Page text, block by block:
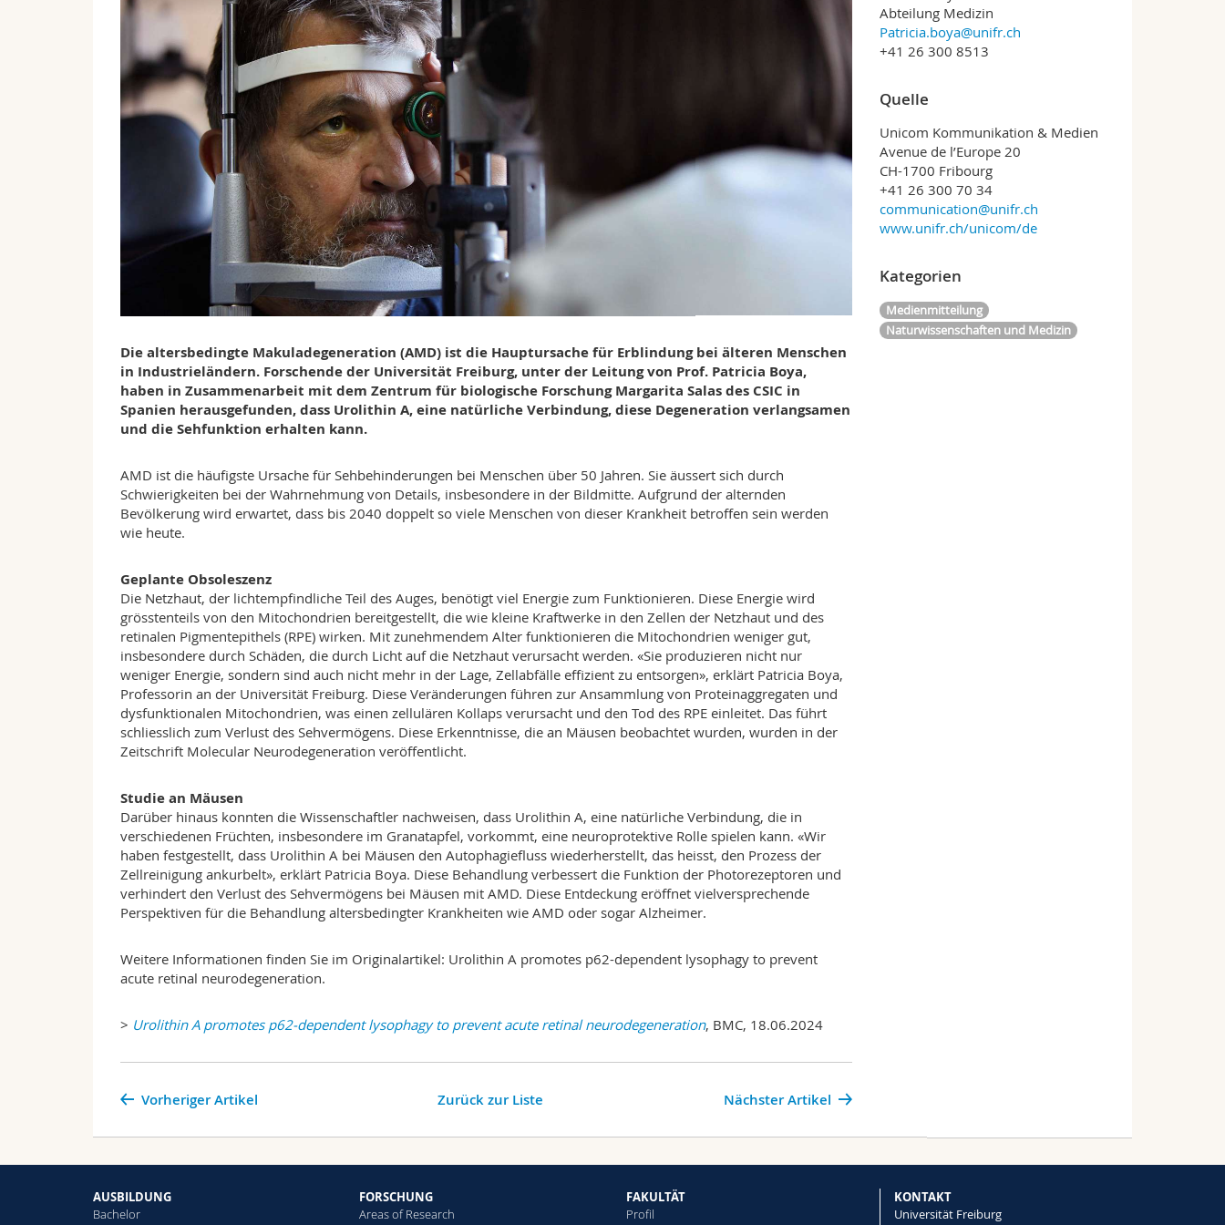
Die altersbedingte Makuladegeneration (AMD) ist die Hauptursache für Erblindung bei älteren Menschen
in Industrieländern. Forschende der Universität Freiburg, unter der Leitung von Prof. Patricia Boya,
haben in Zusammenarbeit mit dem Zentrum für biologische Forschung Margarita Salas des CSIC in
Spanien herausgefunden, dass Urolithin A, eine natürliche Verbindung, diese Degeneration verlangsamen
und die Sehfunktion erhalten kann.
AMD ist die häufigste Ursache für Sehbehinderungen bei Menschen über 50 Jahren. Sie äussert sich durch
Schwierigkeiten bei der Wahrnehmung von Details, insbesondere in der Bildmitte. Aufgrund der alternden
Bevölkerung wird erwartet, dass bis 2040 doppelt so viele Menschen von dieser Krankheit betroffen sein werden
wie heute.
Geplante Obsoleszenz
Die Netzhaut, der lichtempfindliche Teil des Auges, benötigt viel Energie zum Funktionieren. Diese Energie wird
grösstenteils von den Mitochondrien bereitgestellt, die wie kleine Kraftwerke in den Zellen der Netzhaut und des
retinalen Pigmentepithels (RPE) wirken. Mit zunehmendem Alter funktionieren die Mitochondrien weniger gut,
insbesondere durch Schäden, die durch Licht auf die Netzhaut verursacht werden. «Sie produzieren nicht nur
weniger Energie, sondern sind auch nicht mehr in der Lage, Zellabfälle effizient zu entsorgen», erklärt Patricia Boya,
Professorin an der Universität Freiburg. Diese Veränderungen führen zur Ansammlung von Proteinaggregaten und
dysfunktionalen Mitochondrien, was einen zellulären Kollaps verursacht und den Tod des RPE einleitet. Das führt
schliesslich zum Verlust des Sehvermögens. Diese Erkenntnisse, die an Mäusen beobachtet wurden, wurden in der
Zeitschrift Molecular Neurodegeneration veröffentlicht.
Studie an Mäusen
Darüber hinaus konnten die Wissenschaftler nachweisen, dass Urolithin A, eine natürliche Verbindung, die in
verschiedenen Früchten, insbesondere im Granatapfel, vorkommt, eine neuroprotektive Rolle spielen kann. «Wir
haben festgestellt, dass Urolithin A bei Mäusen den Autophagiefluss wiederherstellt, das heisst, den Prozess der
Zellreinigung ankurbelt», erklärt Patricia Boya. Diese Behandlung verbessert die Funktion der Photorezeptoren und
verhindert den Verlust des Sehvermögens bei Mäusen mit AMD. Diese Entdeckung eröffnet vielversprechende
Perspektiven für die Behandlung altersbedingter Krankheiten wie AMD oder sogar Alzheimer.
Weitere Informationen finden Sie im Originalartikel: Urolithin A promotes p62-dependent lysophagy to prevent
acute retinal neurodegeneration.
> Urolithin A promotes p62-dependent lysophagy to prevent acute retinal neurodegeneration, BMC, 18.06.2024
Nächster Artikel
Vorheriger Artikel Zurück zur Liste
Abteilung Medizin
Patricia.boya@unifr.ch
+41 26 300 8513
Quelle
Unicom Kommunikation & Medien
Avenue de l’Europe 20
CH-1700 Fribourg
+41 26 300 70 34
communication@unifr.ch
www.unifr.ch/unicom/de
Kategorien
Medienmitteilung
Naturwissenschaften und Medizin
AUSBILDUNG
Bachelor
FORSCHUNG
Areas of Research
FAKULTÄT
Profil
KONTAKT
Universität Freiburg